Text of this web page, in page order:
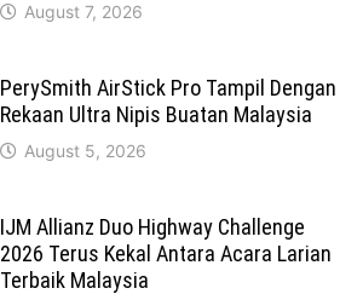
August 7, 2026
PerySmith AirStick Pro Tampil Dengan
Rekaan Ultra Nipis Buatan Malaysia
August 5, 2026
IJM Allianz Duo Highway Challenge
2026 Terus Kekal Antara Acara Larian
Terbaik Malaysia